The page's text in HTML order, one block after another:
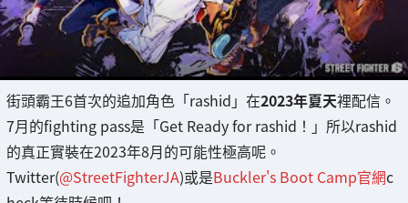
街頭霸王6首次的追加角色「rashid」在2023年夏天裡配信。
7月的fighting pass是「Get Ready for rashid！」所以rashid
的真正實裝在2023年8月的可能性極高呢。
Twitter(@StreetFighterJA)或是Buckler's Boot Camp官網c